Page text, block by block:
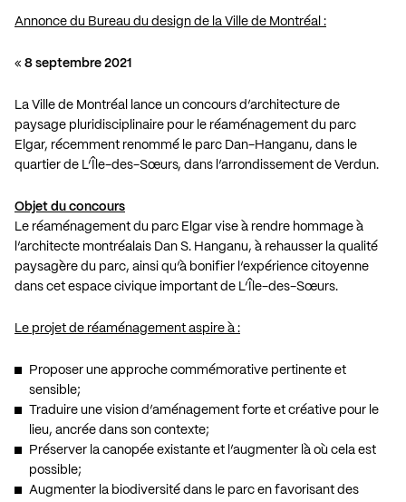
Annonce du Bureau du design de la Ville de Montréal :
« 8 septembre 2021
La Ville de Montréal lance un concours d’architecture de
paysage pluridisciplinaire pour le réaménagement du parc
Elgar, récemment renommé le parc Dan-Hanganu, dans le
quartier de L’Île-des-Sœurs, dans l’arrondissement de Verdun.
Objet du concours
Le réaménagement du parc Elgar vise à rendre hommage à
l’architecte montréalais Dan S. Hanganu, à rehausser la qualité
paysagère du parc, ainsi qu’à bonifier l’expérience citoyenne
dans cet espace civique important de L’Île-des-Sœurs.
Le projet de réaménagement aspire à :
Proposer une approche commémorative pertinente et
sensible;
Traduire une vision d’aménagement forte et créative pour le
lieu, ancrée dans son contexte;
Préserver la canopée existante et l’augmenter là où cela est
possible;
Augmenter la biodiversité dans le parc en favorisant des